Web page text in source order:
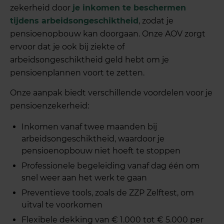
zekerheid door je inkomen te beschermen
tijdens arbeidsongeschiktheid , zodat je
pensioenopbouw kan doorgaan. Onze AOV zorgt
ervoor dat je ook bij ziekte of
arbeidsongeschiktheid geld hebt om je
pensioenplannen voort te zetten.
Onze aanpak biedt verschillende voordelen voor je
pensioenzekerheid:
Inkomen vanaf twee maanden bij
arbeidsongeschiktheid, waardoor je
pensioenopbouw niet hoeft te stoppen
Professionele begeleiding vanaf dag één om
snel weer aan het werk te gaan
Preventieve tools, zoals de ZZP Zelftest, om
uitval te voorkomen
Flexibele dekking van € 1.000 tot € 5.000 per